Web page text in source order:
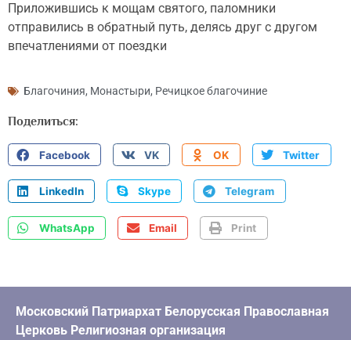
Приложившись к мощам святого, паломники
отправились в обратный путь, делясь друг с другом
впечатлениями от поездки
Благочиния, Монастыри, Речицкое благочиние
Поделиться:
Facebook VK OK Twitter
LinkedIn Skype Telegram
WhatsApp Email Print
Московский Патриархат Белорусская Православная
Церковь Религиозная организация